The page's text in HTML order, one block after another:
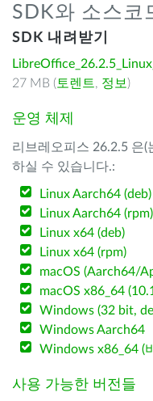
SDK와 소스코
SDK 내려받기
27 MB ( 토렌트, 정보 )
운영 체제
리브레오피스 26.2.5 은
하실 수 있습니다.:
Linux Aarch64 (deb)
Linux Aarch64 (rpm)
Linux x64 (deb)
Linux x64 (rpm)
macOS (Aarch64/
macOS x86_64
Windows (32 bit,
Windows Aarch64
Windows x86_64 (
사용 가능한 버전들